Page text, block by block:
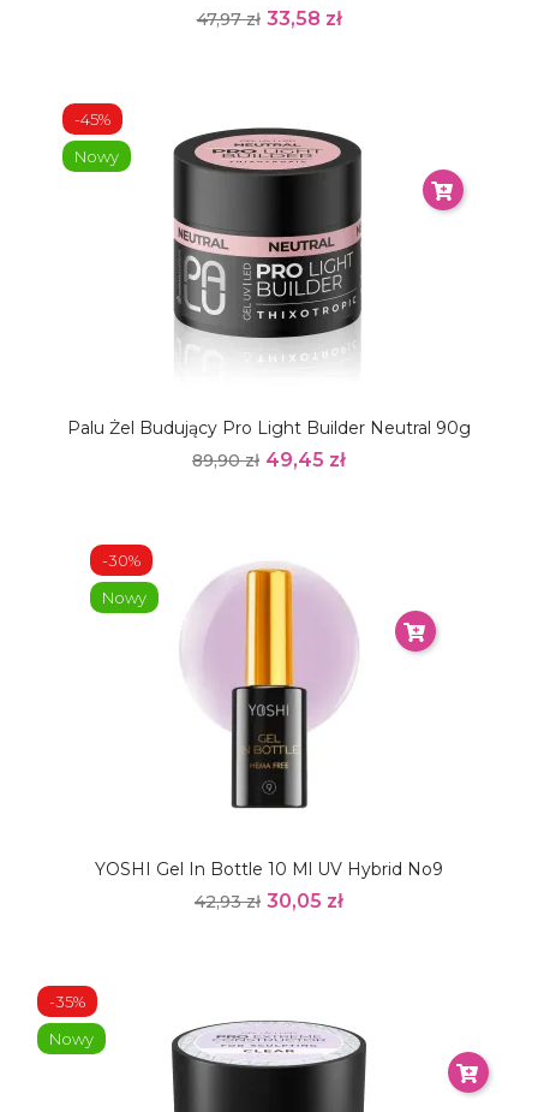
47,97 zł 33,58 zł
Palu Żel Budujący Pro Light Builder Neutral 90g
89,90 zł 49,45 zł
-45%
Nowy
YOSHI Gel In Bottle 10 Ml UV Hybrid No9
42,93 zł 30,05 zł
-30%
Nowy
-35%
Nowy